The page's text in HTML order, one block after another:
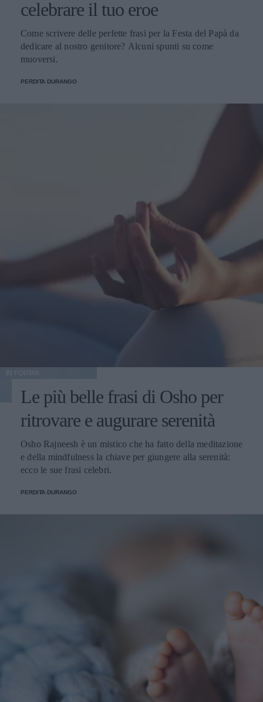
celebrare il tuo eroe
Come scrivere delle perfette frasi per la Festa del Papà da
dedicare al nostro genitore? Alcuni spunti su come
muoversi.
PERDITA DURANGO
Le più belle frasi di Osho per
ritrovare e augurare serenità
Osho Rajneesh è un mistico che ha fatto della meditazione
e della mindfulness la chiave per giungere alla serenità:
ecco le sue frasi celebri.
PERDITA DURANGO